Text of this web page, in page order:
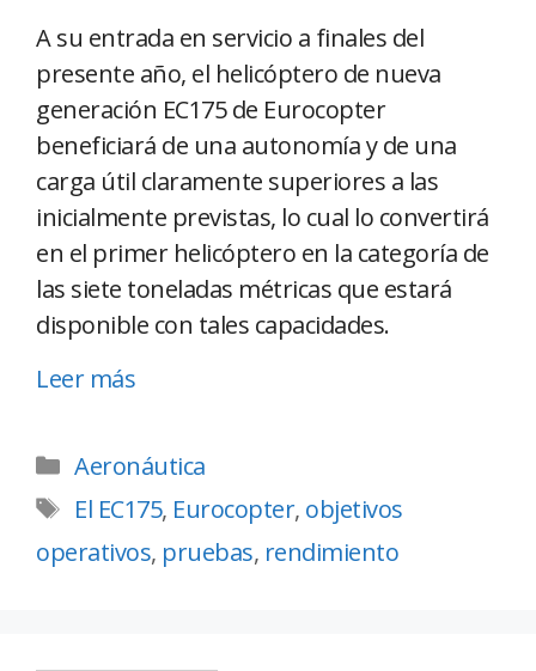
A su entrada en servicio a finales del
presente año, el helicóptero de nueva
generación EC175 de Eurocopter
beneficiará de una autonomía y de una
carga útil claramente superiores a las
inicialmente previstas, lo cual lo convertirá
en el primer helicóptero en la categoría de
las siete toneladas métricas que estará
disponible con tales capacidades.
Leer más
Aeronáutica
El EC175, Eurocopter, objetivos
operativos, pruebas, rendimiento